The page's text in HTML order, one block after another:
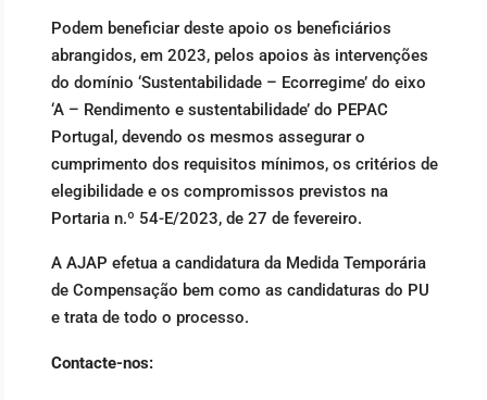
Podem beneficiar deste apoio os beneficiários
abrangidos, em 2023, pelos apoios às intervenções
do domínio ‘Sustentabilidade – Ecorregime’ do eixo
‘A – Rendimento e sustentabilidade’ do PEPAC
Portugal, devendo os mesmos assegurar o
cumprimento dos requisitos mínimos, os critérios de
elegibilidade e os compromissos previstos na
Portaria n.º 54-E/2023, de 27 de fevereiro.
A AJAP efetua a candidatura da Medida Temporária
de Compensação bem como as candidaturas do PU
e trata de todo o processo.
Contacte-nos: